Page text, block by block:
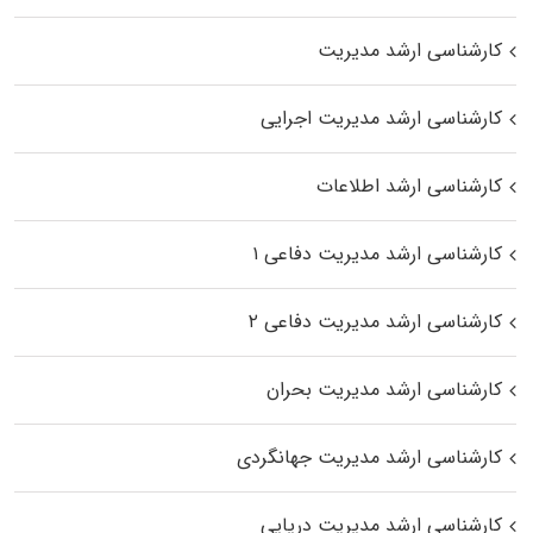
کارشناسی ارشد مدیریت
کارشناسی ارشد مدیریت اجرایی
کارشناسی ارشد اطلاعات
کارشناسی ارشد مدیریت دفاعی ۱
کارشناسی ارشد مدیریت دفاعی ۲
کارشناسی ارشد مدیریت بحران
کارشناسی ارشد مدیریت جهانگردی
کارشناسی ارشد مدیریت دریایی